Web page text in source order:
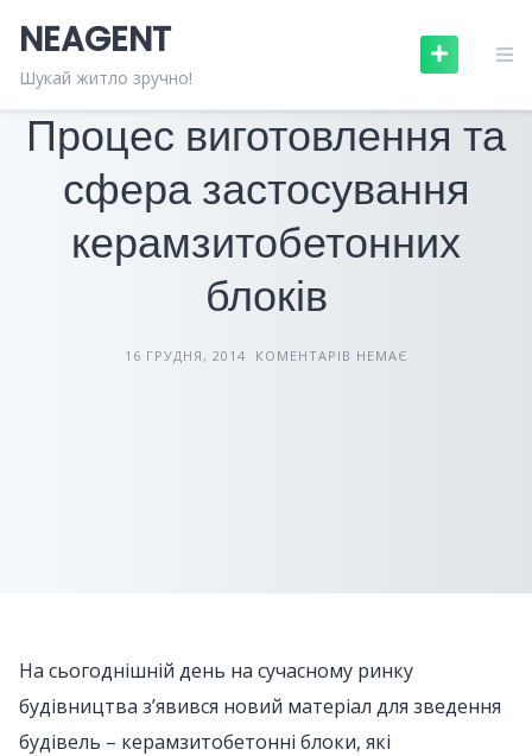
content
NEAGENT
Шукай житло зручно!БУДІВЕЛЬНІ МАТЕРІАЛИ
Процес виготовлення та
сфера застосування
керамзитобетонних
блоків
16 ГРУДНЯ, 2014 КОМЕНТАРІВ НЕМАЄ
На сьогоднішній день на сучасному ринку
будівництва з’явився новий матеріал для зведення
будівель – керамзитобетонні блоки, які